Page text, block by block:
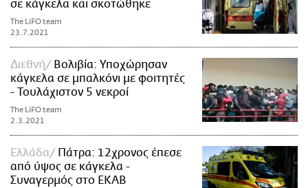
σε κάγκελα και σκοτώθηκε
The LiFO team
23.7.2021
Διεθνή
Βολιβία: Υποχώρησαν
κάγκελα σε μπαλκόνι με φοιτητές
- Τουλάχιστον 5 νεκροί
The LiFO team
2.3.2021
Ελλάδα
Πάτρα: 12χρονος έπεσε
από ύψος σε κάγκελα -
Συναγερμός στο ΕΚΑΒ